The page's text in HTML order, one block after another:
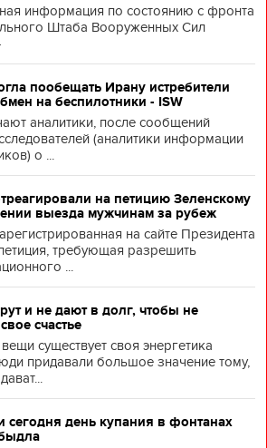
информация по состоянию с фронта
Штаба Вооруженных Сил
пообещать Ирану истребители
на беспилотники - ISW
аналитики, после сообщений
(аналитики информации
о ...
на петицию Зеленскому
выезда мужчинам за рубеж
на сайте Президента
требующая разрешить
...
и не дают в долг, чтобы не
счастье
существует своя энергетика
придавали большое значение тому,
сегодня день купания в фонтанах